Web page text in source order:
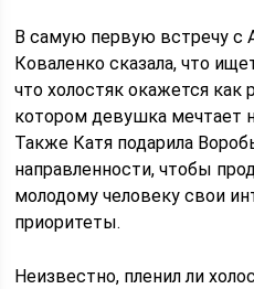
В самую первую встречу с
Коваленко сказала, что
что холостяк окажется
котором девушка мечтает
Также Катя подарила
направленности, чтобы
молодому человеку свои
приоритеты.
Неизвестно, пленил ли